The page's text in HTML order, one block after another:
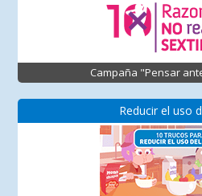
Campaña "Pensar
Reducir el uso